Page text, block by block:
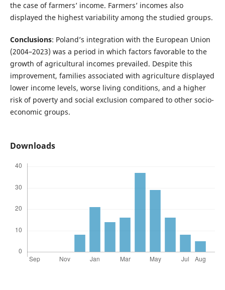
the case of farmers’ income. Farmers’ incomes also
displayed the highest variability among the studied groups.
Conclusions: Poland’s integration with the European Union
(2004–2023) was a period in which factors favorable to the
growth of agricultural incomes prevailed. Despite this
improvement, families associated with agriculture displayed
lower income levels, worse living conditions, and a higher
risk of poverty and social exclusion compared to other socio-
economic groups.
Downloads